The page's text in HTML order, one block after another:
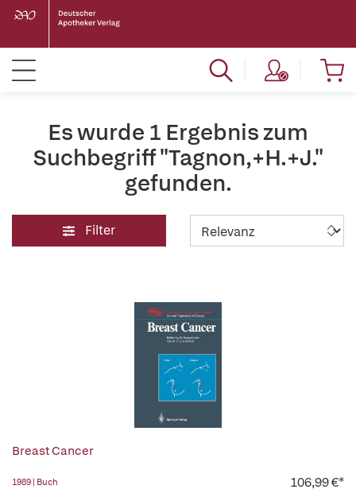
Es wurde 1 Ergebnis zum
Suchbegriff "Tagnon,+H.+J."
gefunden.
Filter
Breast Cancer
1989 | Buch 106,99 €*